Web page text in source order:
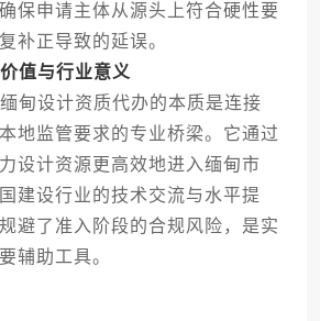
保申请主体从源头上符合硬性要
补正导致的延误。
值与行业意义
设计资质代办的本质是连接
地监管要求的专业桥梁。它通过
设计资源更高效地进入缅甸市
建设行业的技术交流与水平提
避了准入阶段的合规风险，是实
辅助工具。